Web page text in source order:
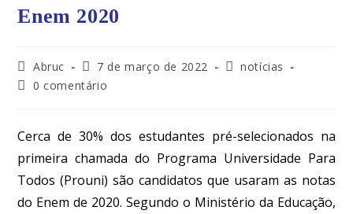
Enem 2020
Abruc 7 de março de 2022
notícias
0 comentário
Cerca de 30% dos estudantes pré-selecionados na
primeira chamada do Programa Universidade Para
Todos (Prouni) são candidatos que usaram as notas
do Enem de 2020. Segundo o Ministério da Educação,